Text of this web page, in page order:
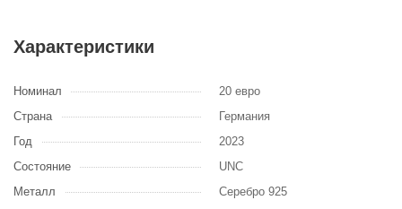
Характеристики
Номинал
20 евро
Страна
Германия
Год
2023
Состояние
UNC
Металл
Серебро 925